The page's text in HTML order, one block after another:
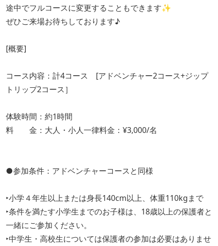
途中でフルコースに変更することもできます✨
ぜひご来場お待ちしております♪
[概要]
コース内容：計4コース [アドベンチャー2コース+ジップ
トリップ2コース］
体験時間：約1時間
料 金：大人・小人一律料金：¥3,000/名
●参加条件：アドベンチャーコースと同様
‣小学４年生以上または身長140cm以上、体重110kgまで
‣条件を満たす小学生までのお子様は、18歳以上の保護者と
一緒にご参加ください。
‣中学生・高校生については保護者の参加は必要はありませ